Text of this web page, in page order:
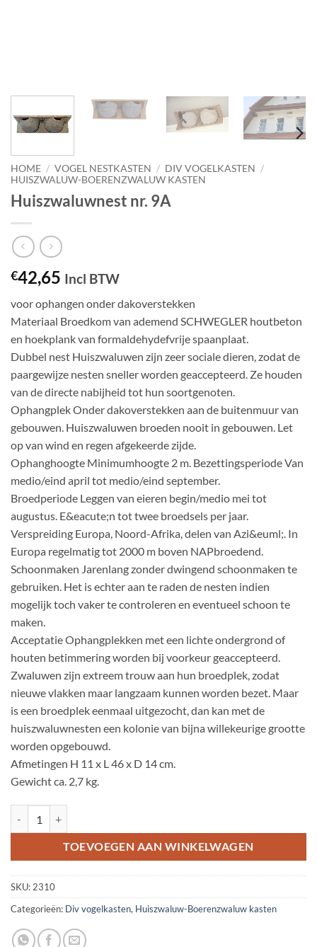
HOME / VOGEL NESTKASTEN / DIV VOGELKASTEN /
HUISZWALUW-BOERENZWALUW KASTEN
Huiszwaluwnest nr. 9A
€42,65 Incl BTW
voor ophangen onder dakoverstekken
Materiaal Broedkom van ademend SCHWEGLER houtbeton
en hoekplank van formaldehydefvrije spaanplaat.
Dubbel nest Huiszwaluwen zijn zeer sociale dieren, zodat de
paargewijze nesten sneller worden geaccepteerd. Ze houden
van de directe nabijheid tot hun soortgenoten.
Ophangplek Onder dakoverstekken aan de buitenmuur van
gebouwen. Huiszwaluwen broeden nooit in gebouwen. Let
op van wind en regen afgekeerde zijde.
Ophanghoogte Minimumhoogte 2 m. Bezettingsperiode Van
medio/eind april tot medio/eind september.
Broedperiode Leggen van eieren begin/medio mei tot
augustus. E&eacute;n tot twee broedsels per jaar.
Verspreiding Europa, Noord-Afrika, delen van Azi&euml;. In
Europa regelmatig tot 2000 m boven NAPbroedend.
Schoonmaken Jarenlang zonder dwingend schoonmaken te
gebruiken. Het is echter aan te raden de nesten indien
mogelijk toch vaker te controleren en eventueel schoon te
maken.
Acceptatie Ophangplekken met een lichte ondergrond of
houten betimmering worden bij voorkeur geaccepteerd.
Zwaluwen zijn extreem trouw aan hun broedplek, zodat
nieuwe vlakken maar langzaam kunnen worden bezet. Maar
is een broedplek eenmaal uitgezocht, dan kan met de
huiszwaluwnesten een kolonie van bijna willekeurige grootte
worden opgebouwd.
Afmetingen H 11 x L 46 x D 14 cm.
Gewicht ca. 2,7 kg.
TOEVOEGEN AAN WINKELWAGEN
SKU: 2310
Categorieën: Div vogelkasten, Huiszwaluw-Boerenzwaluw kasten